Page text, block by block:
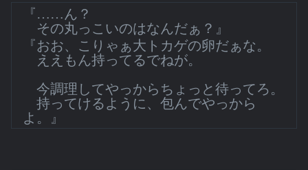
『……ん？
その丸っこいのはなんだぁ？』
『おお、こりゃぁ大トカゲの卵だぁな。
ええもん持ってるでねが。
今調理してやっからちょっと待ってろ。
持ってけるように、包んでやっから
よ。』